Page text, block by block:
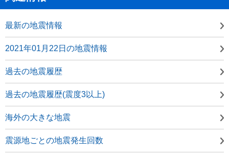
最新の地震情報
2021年01月22日の地震情報
過去の地震履歴
過去の地震履歴(震度3以上)
海外の大きな地震
震源地ごとの地震発生回数